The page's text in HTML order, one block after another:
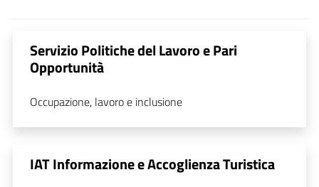
Servizio Politiche del Lavoro e Pari
Opportunità
Occupazione, lavoro e inclusione
IAT Informazione e Accoglienza Turistica